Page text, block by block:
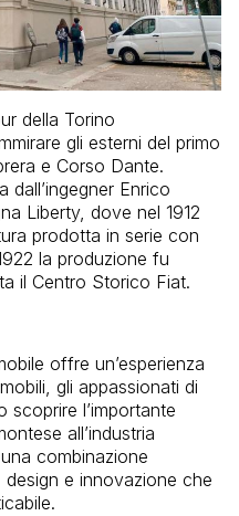
della Torino
gli esterni del primo
e Corso Dante.
dall’ingegner Enrico
Liberty, dove nel 1912
prodotta in serie con
la produzione fu
il Centro Storico Fiat.
offre un’esperienza
gli appassionati di
l’importante
all’industria
combinazione
e innovazione che